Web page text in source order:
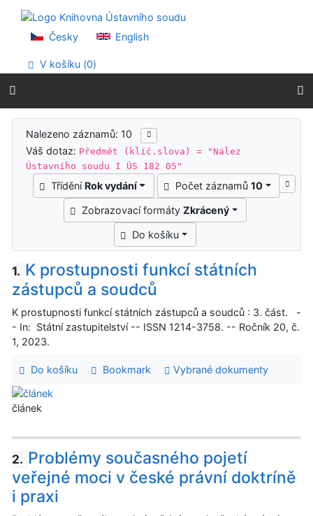
Přejít na menu
Prohlášení o webové přístupnosti
Česky English
V košíku (0)
Výsledky vyhledávání
Nalezeno záznamů: 10
Váš dotaz: Předmět (klíč.slova) = "Nález
Ústavního soudu I ÚS 182 05"
Třídění Rok vydání Počet záznamů 10
Zobrazovací formáty Zkrácený
Do košíku
1. K prostupnosti funkcí státních
zástupců a soudců
K prostupnosti funkcí státních zástupců a soudců : 3. část. -
- In: Státní zastupitelství -- ISSN 1214-3758. -- Ročník 20, č.
1, 2023.
Do košíku Bookmark Vybrané dokumenty
článek
2. Problémy současného pojetí
veřejné moci v české právní doktríně
i praxi